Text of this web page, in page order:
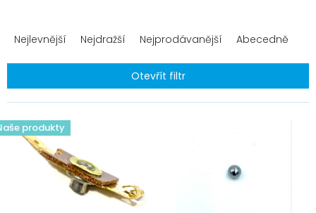
a
e
n
í
r
Nejlevnější Nejdražší Nejprodávanější Abecedně
Otevřít filtr
V
ý
p
produkty